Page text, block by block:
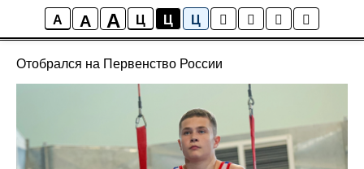
A A A Ц Ц Ц
Новости
Отобрался на Первенство России